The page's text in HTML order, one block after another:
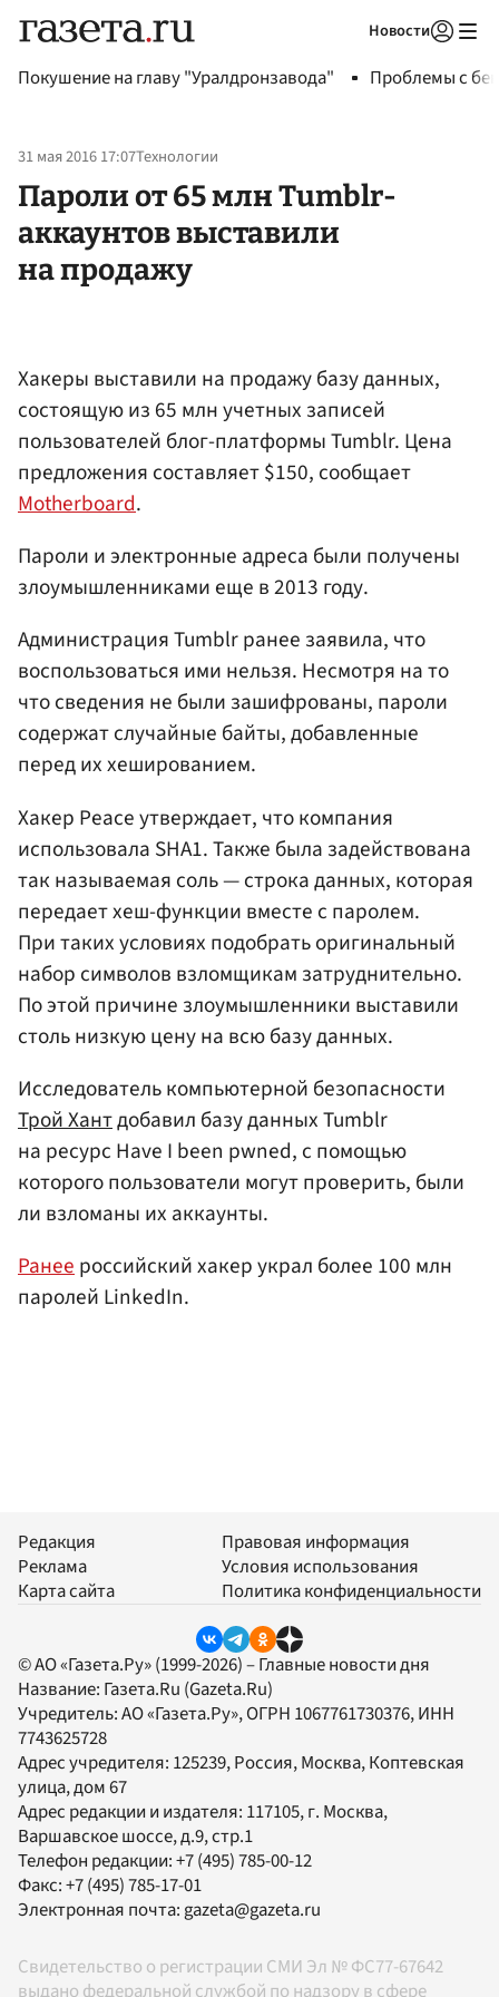
Новости
Покушение на главу "Уралдронзавода" Проблемы с
31 мая 2016 17:07Технологии
Пароли от 65 млн Tumblr-
аккаунтов выставили
на продажу
Хакеры выставили на продажу базу данных,
состоящую из 65 млн учетных записей
пользователей блог-платформы Tumblr. Цена
предложения составляет $150, сообщает
Motherboard.
Пароли и электронные адреса были получены
злоумышленниками еще в 2013 году.
Администрация Tumblr ранее заявила, что
воспользоваться ими нельзя. Несмотря на то
что сведения не были зашифрованы, пароли
содержат случайные байты, добавленные
перед их хешированием.
Хакер Peace утверждает, что компания
использовала SHA1. Также была задействована
так называемая соль — строка данных, которая
передает хеш-функции вместе с паролем.
При таких условиях подобрать оригинальный
набор символов взломщикам затруднительно.
По этой причине злоумышленники выставили
столь низкую цену на всю базу данных.
Исследователь компьютерной безопасности
Трой Хантдобавил базу данных Tumblr
на ресурс Have I been pwned, с помощью
которого пользователи могут проверить, были
ли взломаны их аккаунты.
Ранеероссийский хакер украл более 100 млн
паролей LinkedIn.
Редакция
Реклама
Карта сайта
Правовая информация
Условия использования
Политика конфиденциальности
© АО «Газета.Ру» (1999-2026) – Главные новости дня
Название: Газета.Ru (Gazeta.Ru)
Учредитель:АО «Газета.Ру», ОГРН 1067761730376, ИНН
7743625728
Адрес учредителя: 125239, Россия, Москва, Коптевская
улица, дом 67
Адрес редакции и издателя: 117105, г. Москва,
Варшавское шоссе, д.9, стр.1
Телефон редакции:+7 (495) 785-00-12
Факс:+7 (495) 785-17-01
Электронная почта:gazeta@gazeta.ru
Свидетельство о регистрации СМИ Эл № ФС77-67642
выдано федеральной службой по надзору в сфере